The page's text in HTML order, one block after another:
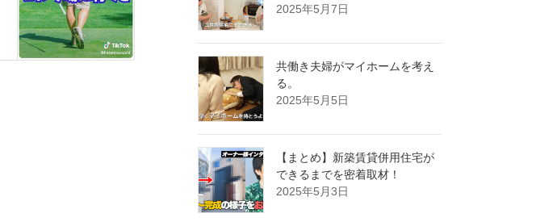
2025年5月7日
共働き夫婦がマイホームを考え
る。
2025年5月5日
【まとめ】新築賃貸併用住宅が
できるまでを密着取材！
2025年5月3日